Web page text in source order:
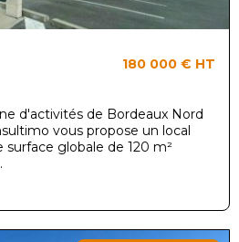
180 000 € HT
d'activités de Bordeaux Nord
vous propose un local
globale de 120 m²